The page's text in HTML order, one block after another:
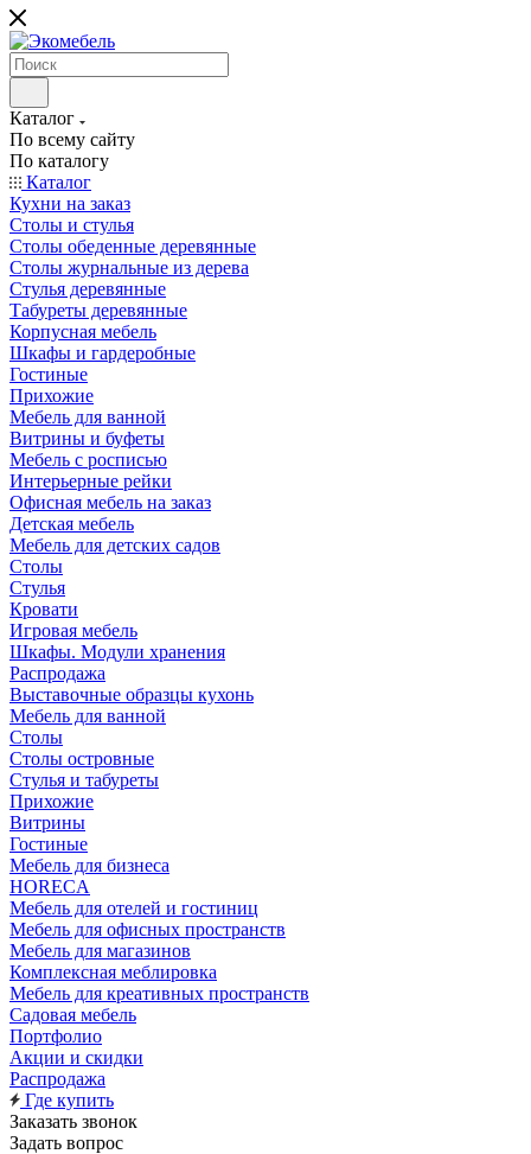
Каталог
По всему сайту
По каталогу
Каталог
Кухни на заказ
Столы и стулья
Столы обеденные деревянные
Столы журнальные из дерева
Стулья деревянные
Табуреты деревянные
Корпусная мебель
Шкафы и гардеробные
Гостиные
Прихожие
Мебель для ванной
Витрины и буфеты
Мебель с росписью
Интерьерные рейки
Офисная мебель на заказ
Детская мебель
Мебель для детских садов
Столы
Стулья
Кровати
Игровая мебель
Шкафы. Модули хранения
Распродажа
Выставочные образцы кухонь
Мебель для ванной
Столы
Столы островные
Стулья и табуреты
Прихожие
Витрины
Гостиные
Мебель для бизнеса
HORECA
Мебель для отелей и гостиниц
Мебель для офисных пространств
Мебель для магазинов
Комплексная меблировка
Мебель для креативных пространств
Садовая мебель
Портфолио
Акции и скидки
Распродажа
Где купить
Заказать звонок
Задать вопрос